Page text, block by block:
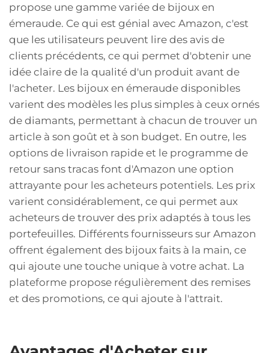
propose une gamme variée de bijoux en
émeraude. Ce qui est génial avec Amazon, c'est
que les utilisateurs peuvent lire des avis de
clients précédents, ce qui permet d'obtenir une
idée claire de la qualité d'un produit avant de
l'acheter. Les bijoux en émeraude disponibles
varient des modèles les plus simples à ceux ornés
de diamants, permettant à chacun de trouver un
article à son goût et à son budget. En outre, les
options de livraison rapide et le programme de
retour sans tracas font d'Amazon une option
attrayante pour les acheteurs potentiels. Les prix
varient considérablement, ce qui permet aux
acheteurs de trouver des prix adaptés à tous les
portefeuilles. Différents fournisseurs sur Amazon
offrent également des bijoux faits à la main, ce
qui ajoute une touche unique à votre achat. La
plateforme propose régulièrement des remises
et des promotions, ce qui ajoute à l'attrait.